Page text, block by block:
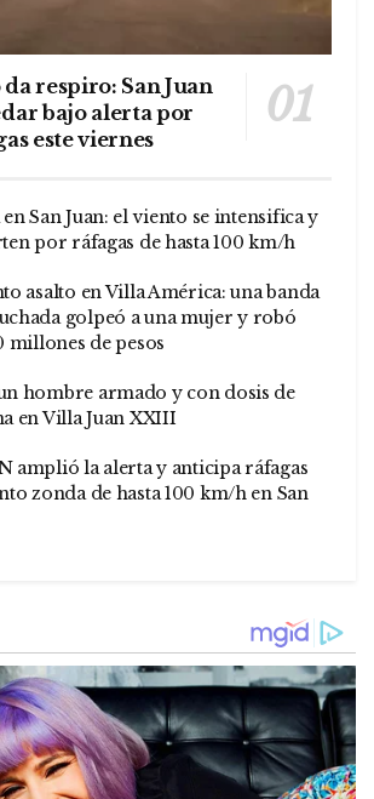
respiro: San Juan
bajo alerta por
este viernes
San Juan: el viento se intensifica y
por ráfagas de hasta 100 km/h
asalto en Villa América: una banda
golpeó a una mujer y robó
millones de pesos
hombre armado y con dosis de
en Villa Juan XXIII
amplió la alerta y anticipa ráfagas
zonda de hasta 100 km/h en San